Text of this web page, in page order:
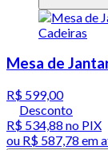
Mesa de
R$ 599,00
Desconto
R$ 534,88 no PIX
ou R$ 587,78 em